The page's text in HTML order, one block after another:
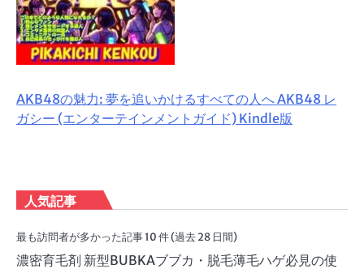
AKB48の魅力: 夢を追いかけるすべての人へ AKB48 レ
ガシー (エンターテインメントガイド) Kindle版
人気記事
最も訪問者が多かった記事 10 件 (過去 28 日間)
濃密育毛剤 新型BUBKAブブカ・脱毛薄毛ハゲ必見の使